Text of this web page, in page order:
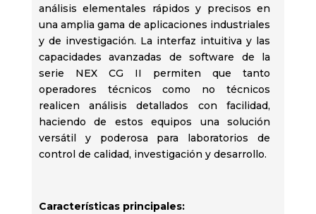
análisis elementales rápidos y precisos en
una amplia gama de aplicaciones industriales
y de investigación. La interfaz intuitiva y las
capacidades avanzadas de software de la
serie NEX CG II permiten que tanto
operadores técnicos como no técnicos
realicen análisis detallados con facilidad,
haciendo de estos equipos una solución
versátil y poderosa para laboratorios de
control de calidad, investigación y desarrollo.
Características principales: